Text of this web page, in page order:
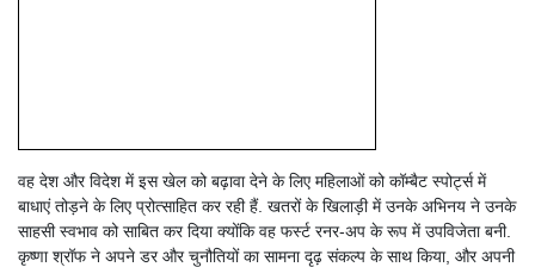
वह देश और विदेश में इस खेल को बढ़ावा देने के लिए महिलाओं को कॉम्बैट स्पोर्ट्स में
बाधाएं तोड़ने के लिए प्रोत्साहित कर रही हैं. खतरों के खिलाड़ी में उनके अभिनय ने उनके
साहसी स्वभाव को साबित कर दिया क्योंकि वह फर्स्ट रनर-अप के रूप में उपविजेता बनी.
कृष्णा श्रॉफ ने अपने डर और चुनौतियों का सामना दृढ़ संकल्प के साथ किया, और अपनी